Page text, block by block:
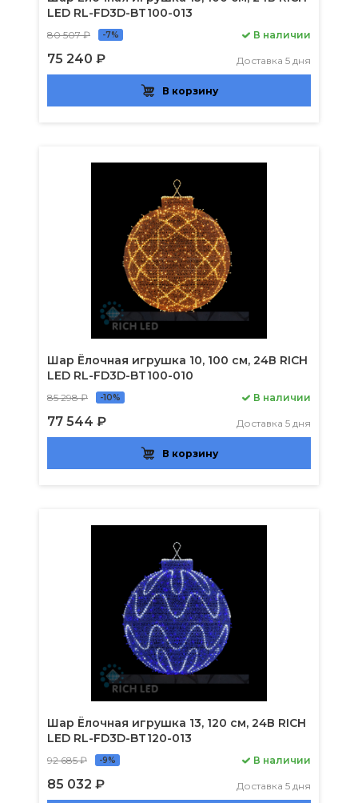
LED RL-FD3D-BT100-013
80 507 ₽ -7%
75 240 ₽
В наличии
Доставка 5 дня
В корзину
Шар Ёлочная игрушка 10, 100 см, 24В RICH
LED RL-FD3D-BT100-010
85 298 ₽ -10%
77 544 ₽
В наличии
Доставка 5 дня
В корзину
Шар Ёлочная игрушка 13, 120 см, 24В RICH
LED RL-FD3D-BT120-013
92 685 ₽ -9%
85 032 ₽
В наличии
Доставка 5 дня